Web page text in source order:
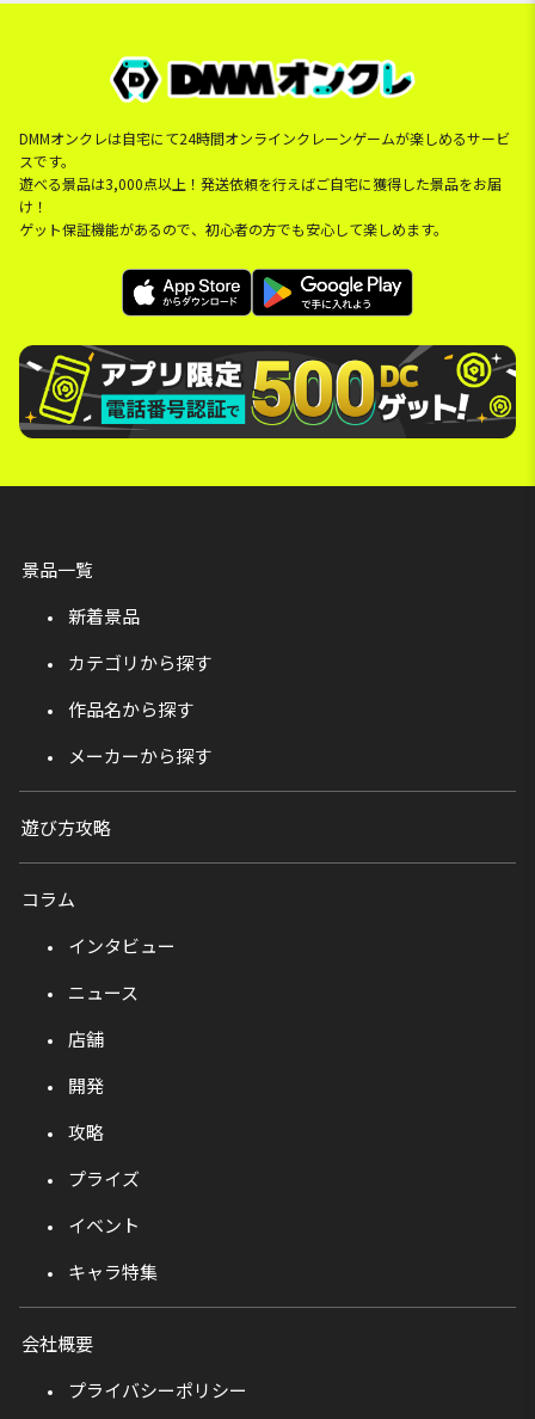
DMMオンクレは自宅にて24時間オンラインクレーンゲームが楽しめるサービ
スです。
遊べる景品は3,000点以上！発送依頼を行えばご自宅に獲得した景品をお届
け！
ゲット保証機能があるので、初心者の方でも安心して楽しめます。
景品一覧
新着景品
カテゴリから探す
作品名から探す
メーカーから探す
遊び方攻略
コラム
インタビュー
ニュース
店舗
開発
攻略
プライズ
イベント
キャラ特集
会社概要
プライバシーポリシー